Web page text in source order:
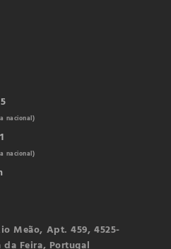
nacional)
nacional)
Meão, Apt. 459, 4525-